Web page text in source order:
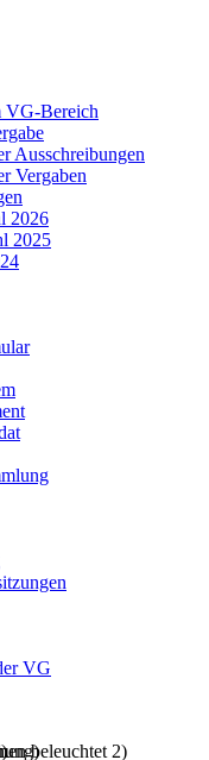
VG-Bereich
Ausschreibungen
Vergaben
2026
2025
VG